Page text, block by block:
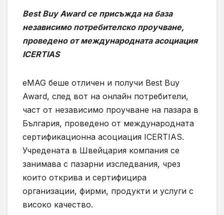
Best Buy Award се присъжда на база
независимо потребителско проучване,
проведено от международната асоциация
ICERTIAS
eMAG беше отличен и получи Best Buy
Award, след вот на онлайн потребители,
част от независимо проучване на пазара в
България, проведено от международната
сертификационна асоциация ICERTIAS.
Учредената в Швейцария компания се
занимава с пазарни изследвания, чрез
които открива и сертифицира
организации, фирми, продукти и услуги с
високо качество.